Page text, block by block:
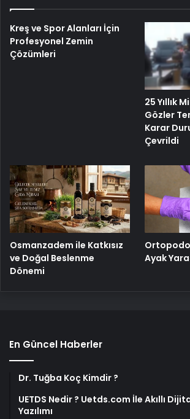
Kreş ve Spor Alanları İçin
Profesyonel Zemin
Çözümleri
25 Yıllık
Gözler
Karar
Çevrildi
Osmanzadem ile Katkısız
ve Doğal Beslenme
Dönemi
Ayak
En Güncel Haberler
Dr. Tuğba Koç Kimdir ?
UETDS Nedir ? Uetds.com İle Akıllı
Yazılımı